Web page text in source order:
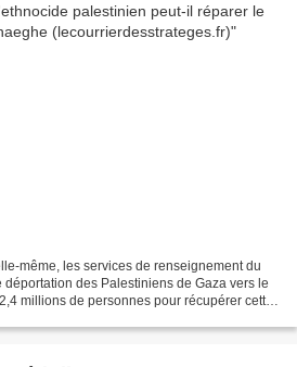
même, les services de renseignement du
des Palestiniens de Gaza vers le
millions de personnes pour récupérer cette